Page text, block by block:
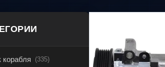
корабля (335)